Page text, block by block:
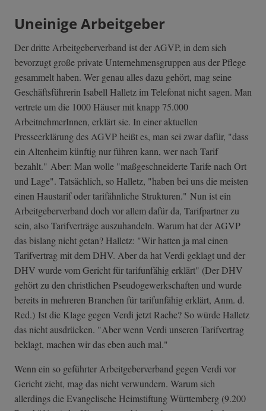
Uneinige Arbeitgeber
Der dritte Arbeitgeberverband ist der AGVP, in dem sich
bevorzugt große private Unternehmensgruppen aus der Pflege
gesammelt haben. Wer genau alles dazu gehört, mag seine
Geschäftsführerin Isabell Halletz im Telefonat nicht sagen. Man
vertrete um die 1000 Häuser mit knapp 75.000
ArbeitnehmerInnen, erklärt sie. In einer aktuellen
Presseerklärung des AGVP heißt es, man sei zwar dafür, "dass
ein Altenheim künftig nur führen kann, wer nach Tarif
bezahlt." Aber: Man wolle "maßgeschneiderte Tarife nach Ort
und Lage". Tatsächlich, so Halletz, "haben bei uns die meisten
einen Haustarif oder tarifähnliche Strukturen." Nun ist ein
Arbeitgeberverband doch vor allem dafür da, Tarifpartner zu
sein, also Tarifverträge auszuhandeln. Warum hat der AGVP
das bislang nicht getan? Halletz: "Wir hatten ja mal einen
Tarifvertrag mit dem DHV. Aber da hat Verdi geklagt und der
DHV wurde vom Gericht für tarifunfähig erklärt" (Der DHV
gehört zu den christlichen Pseudogewerkschaften und wurde
bereits in mehreren Branchen für tarifunfähig erklärt, Anm. d.
Red.) Ist die Klage gegen Verdi jetzt Rache? So würde Halletz
das nicht ausdrücken. "Aber wenn Verdi unseren Tarifvertrag
beklagt, machen wir das eben auch mal."
Wenn ein so geführter Arbeitgeberverband gegen Verdi vor
Gericht zieht, mag das nicht verwundern. Warum sich
allerdings die Evangelische Heimstiftung Württemberg (9.200